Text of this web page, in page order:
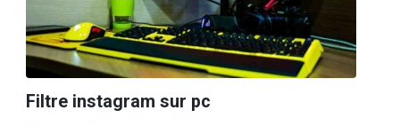
Filtre instagram sur pc